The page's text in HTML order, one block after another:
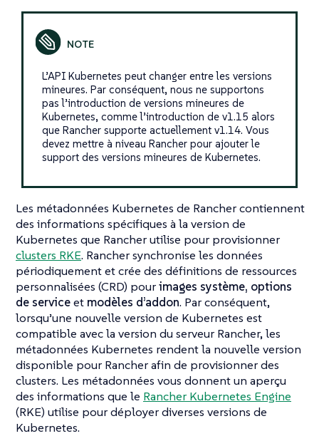
L’API Kubernetes peut changer entre les versions
mineures. Par conséquent, nous ne supportons
pas l’introduction de versions mineures de
Kubernetes, comme l’introduction de v1.15 alors
que Rancher supporte actuellement v1.14. Vous
devez mettre à niveau Rancher pour ajouter le
support des versions mineures de Kubernetes.
Les métadonnées Kubernetes de Rancher contiennent
des informations spécifiques à la version de
Kubernetes que Rancher utilise pour provisionner
clusters RKE. Rancher synchronise les données
périodiquement et crée des définitions de ressources
personnalisées (CRD) pourimages système, options
de serviceet modèles d’addon. Par conséquent,
lorsqu’une nouvelle version de Kubernetes est
compatible avec la version du serveur Rancher, les
métadonnées Kubernetes rendent la nouvelle version
disponible pour Rancher afin de provisionner des
clusters. Les métadonnées vous donnent un aperçu
des informations que le Rancher Kubernetes Engine
(RKE) utilise pour déployer diverses versions de
Kubernetes.